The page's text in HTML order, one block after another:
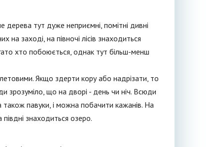
дерева тут дуже неприємні, помітні дивні
на заході, на півночі лісів знаходиться
хто побоюється, однак тут більш-менш
Якщо здерти кору або надрізати, то
зрозуміло, що на дворі - день чи ніч. Всюди
також павуки, і можна побачити кажанів. На
знаходиться озеро.